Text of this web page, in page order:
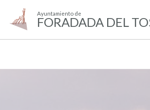
Ayuntamiento de
FORADADA DEL